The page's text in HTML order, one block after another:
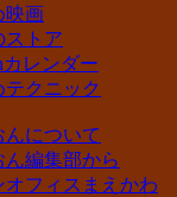
映画
ストア
カレンダー
テクニック
んについて
ん編集部から
オフィスまえかわ